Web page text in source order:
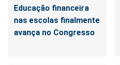
Educação financeira
nas escolas finalmente
avança no Congresso